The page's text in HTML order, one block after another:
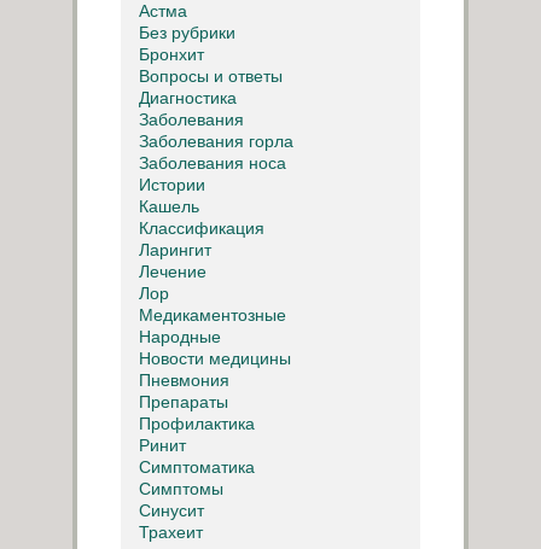
Астма
Без рубрики
Бронхит
Вопросы и ответы
Диагностика
Заболевания
Заболевания горла
Заболевания носа
Истории
Кашель
Классификация
Ларингит
Лечение
Лор
Медикаментозные
Народные
Новости медицины
Пневмония
Препараты
Профилактика
Ринит
Симптоматика
Симптомы
Синусит
Трахеит